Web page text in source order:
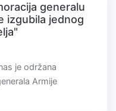
generalu
izgubila jednog
je održana
Armije